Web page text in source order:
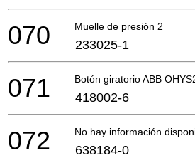
Muelle de presión 2
070 233025-1
Botón giratorio ABB
071 418002-6
No hay información
072 638184-0